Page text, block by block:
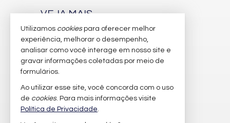
VEJA MAIS
receba nosso newsletter
indicadores financeiros
imóveis favoritos
mapa de imóveis
Utilizamos cookiespara oferecer melhor
experiência, melhorar o desempenho,
analisar como você interage em nosso site e
gravar informações coletadas por meio de
formulários.
Ao utilizar esse site, você concorda com o uso
de cookies. Para mais informações visite
Política de Privacidade.